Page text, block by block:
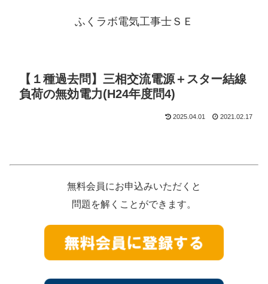
ふくラボ電気工事士ＳＥ
【１種過去問】三相交流電源＋スター結線
負荷の無効電力(H24年度問4)
2025.04.01 2021.02.17
無料会員にお申込みいただくと
問題を解くことができます。